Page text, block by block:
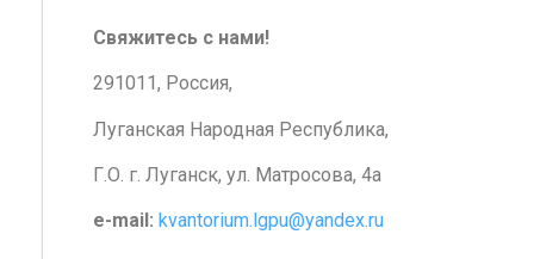
Свяжитесь с нами!
291011, Россия,
Луганская Народная Республика,
Г.О. г. Луганск, ул. Матросова, 4а
e-mail: kvantorium.lgpu@yandex.ru